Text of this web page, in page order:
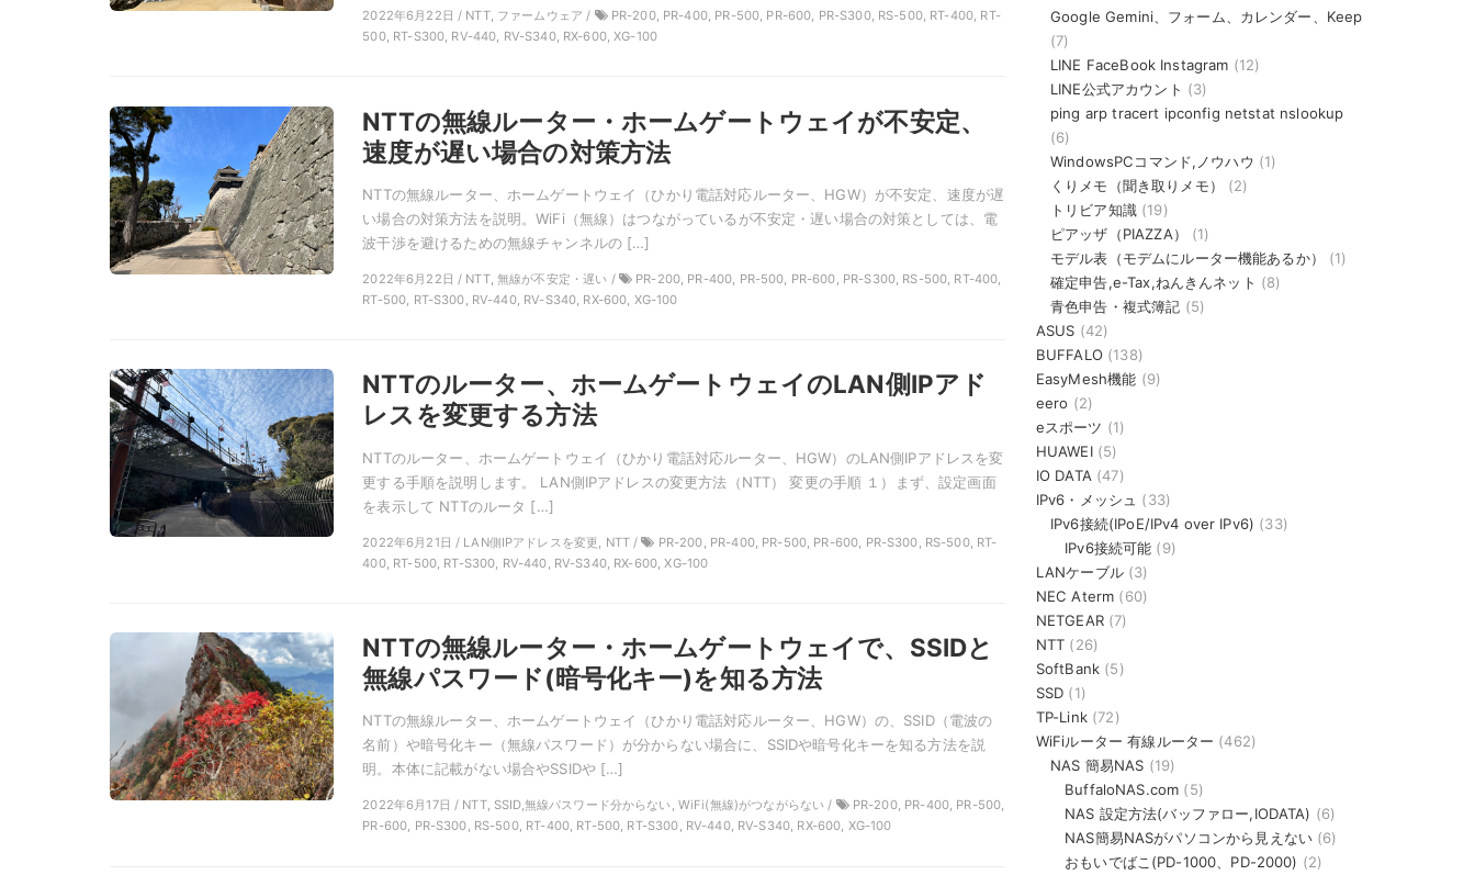
2022年6月22日 / NTT, ファームウェア /
PR-200, PR-400, PR-500, PR-600, PR-S300, RS-500, RT-400, RT-
500, RT-S300, RV-440, RV-S340, RX-600, XG-100
NTTの無線ルーター・ホームゲートウェイが不安定、
速度が遅い場合の対策方法
NTTの無線ルーター、ホームゲートウェイ（ひかり電話対応ルーター、HGW）が不安定、速度が遅
い場合の対策方法を説明。WiFi（無線）はつながっているが不安定・遅い場合の対策としては、電
波干渉を避けるための無線チャンネルの […]
2022年6月22日 / NTT, 無線が不安定・遅い /
PR-200, PR-400, PR-500, PR-600, PR-S300, RS-500, RT-400,
RT-500, RT-S300, RV-440, RV-S340, RX-600, XG-100
NTTのルーター、ホームゲートウェイのLAN側IPアド
レスを変更する方法
NTTのルーター、ホームゲートウェイ（ひかり電話対応ルーター、HGW）のLAN側IPアドレスを変
更する手順を説明します。 LAN側IPアドレスの変更方法（NTT） 変更の手順 １）まず、設定画面
を表示して NTTのルータ […]
2022年6月21日 / LAN側IPアドレスを変更, NTT /
PR-200, PR-400, PR-500, PR-600, PR-S300, RS-500, RT-
400, RT-500, RT-S300, RV-440, RV-S340, RX-600, XG-100
NTTの無線ルーター・ホームゲートウェイで、SSIDと
無線パスワード(暗号化キー)を知る方法
NTTの無線ルーター、ホームゲートウェイ（ひかり電話対応ルーター、HGW）の、SSID（電波の
名前）や暗号化キー（無線パスワード）が分からない場合に、SSIDや暗号化キーを知る方法を説
明。本体に記載がない場合やSSIDや […]
2022年6月17日 / NTT, SSID,無線パスワード分からない, WiFi(無線)がつながらない /
PR-200, PR-400, PR-500,
PR-600, PR-S300, RS-500, RT-400, RT-500, RT-S300, RV-440, RV-S340, RX-600, XG-100
Google Gemini、フォーム、カレンダー、Keep
(7)
LINE FaceBook Instagram (12)
LINE公式アカウント (3)
ping arp tracert ipconfig netstat nslookup
(6)
WindowsPCコマンド,ノウハウ (1)
くりメモ（聞き取りメモ）
(2)
トリビア知識(19)
ピアッザ（PIAZZA）
(1)
モデル表（モデムにルーター機能あるか）
(1)
確定申告,e-Tax,ねんきんネット (8)
青色申告・複式簿記 (5)
ASUS (42)
BUFFALO(138)
EasyMesh機能 (9)
eero (2)
eスポーツ (1)
HUAWEI(5)
IO DATA (47)
IPv6・メッシュ (33)
IPv6接続(IPoE/IPv4 over IPv6) (33)
IPv6接続可能 (9)
LANケーブル(3)
NEC Aterm (60)
NETGEAR(7)
NTT (26)
SoftBank (5)
SSD (1)
TP-Link(72)
WiFiルーター 有線ルーター (462)
NAS 簡易NAS (19)
BuffaloNAS.com (5)
NAS 設定方法(バッファロー,IODATA) (6)
NAS簡易NASがパソコンから見えない(6)
おもいでばこ(PD-1000、PD-2000) (2)